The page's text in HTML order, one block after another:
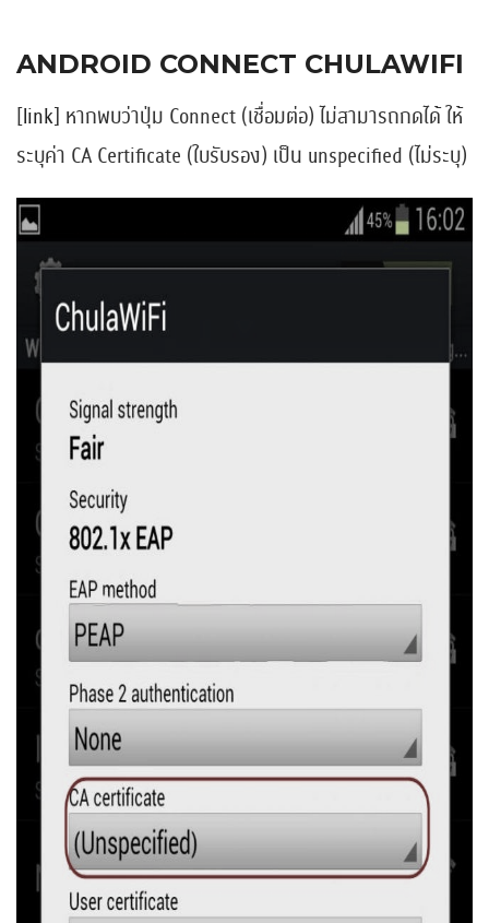
ANDROID CONNECT CHULAWIFI
[link] หากพบว่าปุ่ม Connect (เชื่อมต่อ) ไม่สามารถกดได้ ให้
ระบุค่า CA Certificate (ใบรับรอง) เป็น unspecified (ไม่ระบุ)